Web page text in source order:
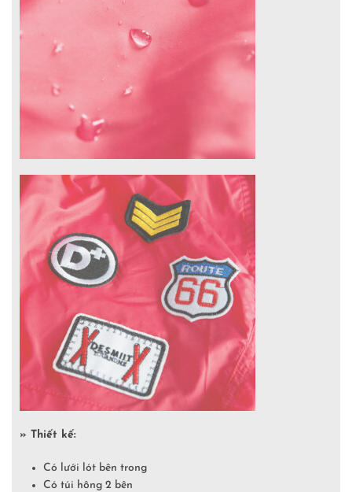
» Thiết kế:
Có lưới lót bên trong
Có túi hông 2 bên